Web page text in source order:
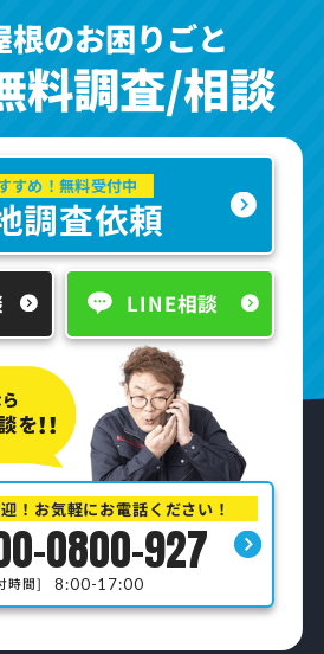
根のお困りごと
料調査/相談
すめ！無料受付中
調査依頼
LINE相談
！お気軽にお電話ください！
0800-927
時間] 8:00-17:00